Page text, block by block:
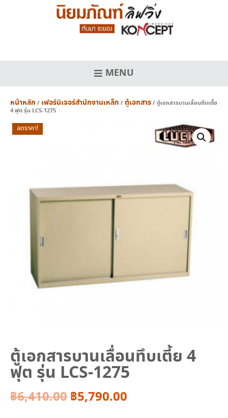
MENU
หน้าหลัก / เฟอร์นิเจอร์สำนักงานเหล็ก /ตู้เอกสาร/ ตู้เอกสารบานเลื่อนทึบเตี้ย
4 ฟุต รุ่น LCS-1275
ลดราคา!
ตู้เอกสารบานเลื่อนทึบเตี้ย 4
ฟุต รุ่น LCS-1275
฿6,410.00Original
฿5,790.00